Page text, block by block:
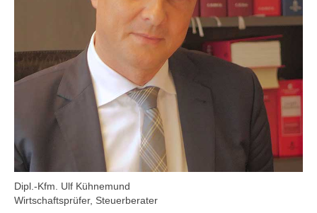
Dipl.-Kfm. Ulf Kühnemund
Wirtschaftsprüfer, Steuerberater